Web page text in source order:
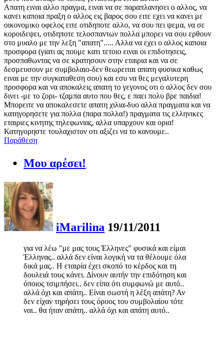
Απατη ειναι αλλο πραγμα, ειναι να σε παραπλανησει ο αλλος, να
κανει καποια πραξη ο αλλος εις βαρος σου ειτε εχει να κανει με
οικονομικο οφελος ειτε οτιδηποτε αλλο, να σου πει ψεμα, να σε
κοροιδεψει, οτιδηποτε τελοσπαντων πολλα μπορει να σου ερθουν
στο μυαλο με την λεξη "απατη"..... Αλλα να εχει ο αλλος καποια
προσφορα (γιατι ας πουμε κατι τετοιο ειναι οι επιδοτησεις,
προσπαθωντας να σε κρατησουν στην εταιρια και να σε
δεσμευσουν με συμβολαιο-δεν θεωρειται απατη φυσικα καθως
ειναι με την συγκαταθεση σου) και εσυ να θες μεγαλυτερη
προσφορα και να αποκαλεις απατη το γεγονος οτι ο αλλος δεν σου
δινει -με το ζορι- τζαμπα αυτο που θες, ε παει πολυ βρε παιδια!
Μπορειτε να αποκαλεσετε απατη χιλια-δυο αλλα πραγματα και να
κατηγορησετε για πολλα (παρα πολλα!) πραγματα τις ελληνικες
εταιριες κινητης τηλεφωνιας, αλλα υπαρχουν και ορια!
Κατηγορηστε τουλαχιστον οτι αξιζει να το κανουμε..
Παράθεση
Μου αρέσει!
iMarilina 19/11/2011
για να λέω "με μας τους Έλληνες" φυσικά και είμαι
Έλληνας.. αλλά δεν είναι λογική να τα θέλουμε όλα
δικά μας.. Η εταιρία έχει σκοπό το κέρδος και τη
δουλειά τους κάνει. Δίνουν αυτήν την επιδότηση και
όποιος τσιμπήσει.. δεν είπα ότι συμφωνώ με αυτό..
αλλά όχι και απάτη.. Είναι σωστή η λέξη απάτη? Αν
δεν είχαν τηρήσει τους όρυος του συμβολαίου τότε
ναι.. θα ήταν απάτη.. αλλά όχι και απάτη αυτό..